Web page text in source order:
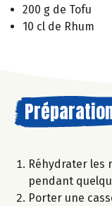
200 g de Tofu
10 cl de Rhum
Réhydrater les
pendant
Porter une